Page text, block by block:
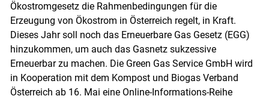
Ökostromgesetz die Rahmenbedingungen für die
Erzeugung von Ökostrom in Österreich regelt, in Kraft.
Dieses Jahr soll noch das Erneuerbare Gas Gesetz (EGG)
hinzukommen, um auch das Gasnetz sukzessive
Erneuerbar zu machen. Die Green Gas Service GmbH wird
in Kooperation mit dem Kompost und Biogas Verband
Österreich ab 16. Mai eine Online-Informations-Reihe